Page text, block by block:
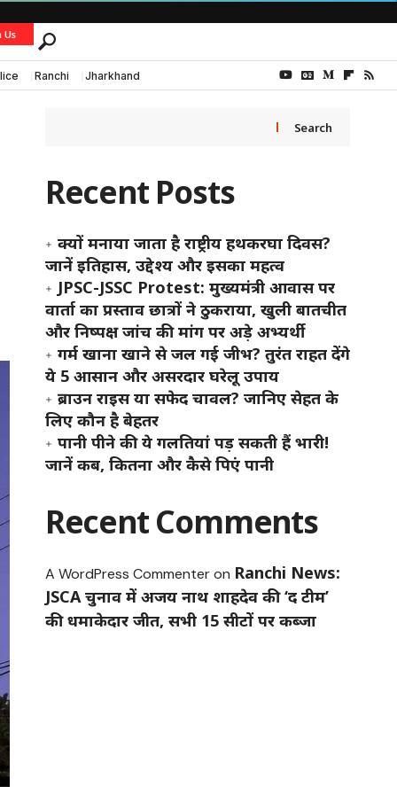
Us
Ranchi Jharkhand
Search
Recent Posts
क्यों मनाया जाता है राष्ट्रीय हथकरघा दिवस?
जानें इतिहास, उद्देश्य और इसका महत्व
JPSC-JSSC Protest: मुख्यमंत्री आवास पर
वार्ता का प्रस्ताव छात्रों ने ठुकराया, खुली बातचीत
और निष्पक्ष जांच की मांग पर अड़े अभ्यर्थी
गर्म खाना खाने से जल गई जीभ? तुरंत राहत देंगे
ये 5 आसान और असरदार घरेलू उपाय
ब्राउन राइस या सफेद चावल? जानिए सेहत के
लिए कौन है बेहतर
पानी पीने की ये गलतियां पड़ सकती हैं भारी!
जानें कब, कितना और कैसे पिएं पानी
Recent Comments
A WordPress Commenteron Ranchi News:
JSCA चुनाव में अजय नाथ शाहदेव की ‘द टीम’
की धमाकेदार जीत, सभी 15 सीटों पर कब्जा